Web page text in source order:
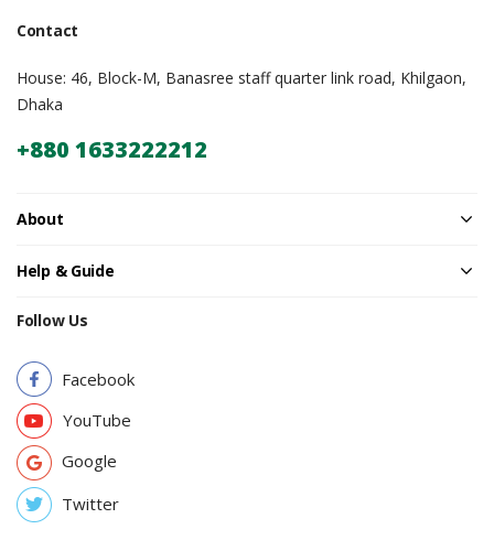
Contact
House: 46, Block-M, Banasree staff quarter link road, Khilgaon,
Dhaka
+880 1633222212
About
Help & Guide
Follow Us
Facebook
YouTube
Google
Twitter